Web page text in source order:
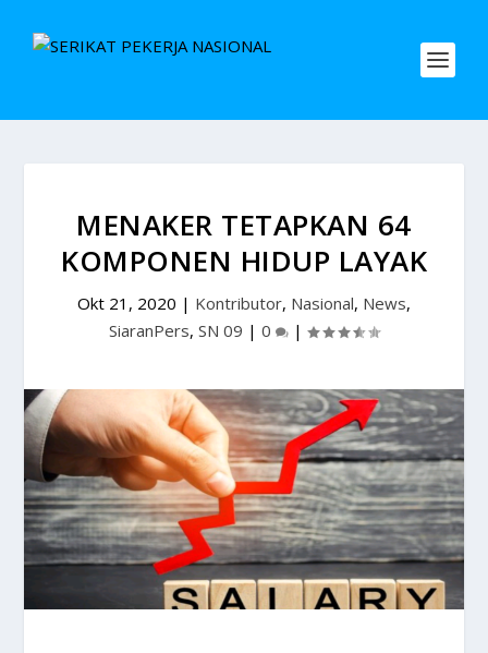
MENAKER TETAPKAN 64
KOMPONEN HIDUP LAYAK
Okt 21, 2020 | Kontributor, Nasional, News,
SiaranPers, SN 09 | 0 |